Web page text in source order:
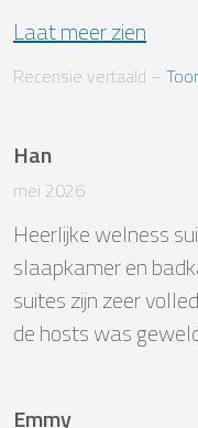
Laat meer zien
Recensie vertaald –
Han
mei 2026
Heerlijke welness
slaapkamer en
suites zijn zeer
de hosts was
Emmy